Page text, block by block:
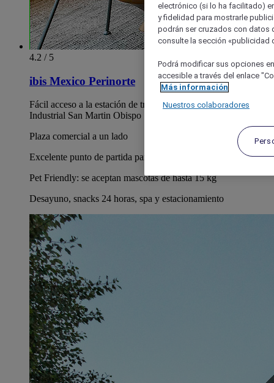
4.2 / 5
ibis Mexico Perinorte
Fácil acceso a la estación de tren Lecheria y al Parque
Industrial San Martin Obispo
Plaza comercial a un lado
Excelente punto de partida para el pueblo mágico Tepotzotlán
Pet Friendly: se aceptan mascotas de hasta 15 kg
Desayuno, snacks 24 horas, spa y estacionamiento
electrónico (si lo ha facilitado)
y fidelidad para mostrarle
podrán ser cruzados con datos
consulte la sección «publicidad
Podrá modificar sus opciones
accesible a través del enlace
Más información
Nuestros colaboradores